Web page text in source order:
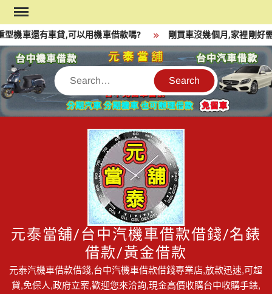
Skip
to
content
機車還有車貸,可以用機車借款嗎? 剛買車沒幾個月,家裡剛好
Search
元泰當舖/台中汽機車借款借錢/名錶
借款/黃金借款
元泰汽機車借款借錢,台中汽機車借款借錢專業店,放款迅速,可超
貸,免保人,政府立案,歡迎您來洽詢,現金高價收購台中收購手錶,